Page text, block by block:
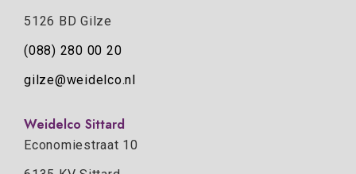
5126 BD Gilze
(088) 280 00 20
gilze@weidelco.nl
Weidelco Sittard
Economiestraat 10